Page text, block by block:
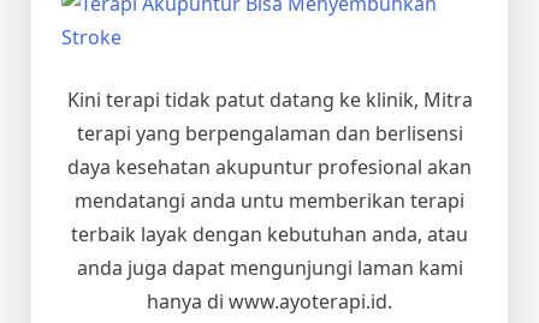
Kini terapi tidak patut datang ke klinik, Mitra
terapi yang berpengalaman dan berlisensi
daya kesehatan akupuntur profesional akan
mendatangi anda untu memberikan terapi
terbaik layak dengan kebutuhan anda, atau
anda juga dapat mengunjungi laman kami
hanya di www.ayoterapi.id.